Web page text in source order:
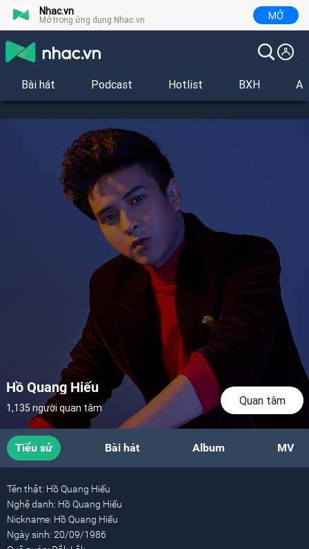
Nhac.vn
Mở trong ứng dụng Nhac.vn MỞ
Bài hát Podcast Hotlist BXH
Hồ Quang Hiếu
1,135 người quan tâm
Quan tâm
Tiểu sử Bài hát Album MV
Tên thật: Hồ Quang Hiếu
Nghệ danh: Hồ Quang Hiếu
Nickname: Hồ Quang Hiếu
Ngày sinh: 20/09/1986